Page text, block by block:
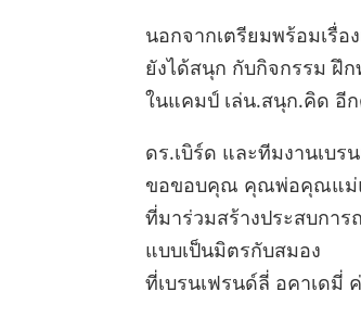
นอกจากเตรียมพร้อมเรื่อ
ยังได้สนุก กับกิจกรรม ฝึ
ในแคมป์ เล่น.สนุก.คิด อี
ดร.เบิร์ด และทีมงานเบร
ขอขอบคุณ คุณพ่อคุณแม่
ที่มาร่วมสร้างประสบกา
แบบเป็นมิตรกับสมอง
ที่เบรนเฟรนด์ลี่ อคาเดมี่